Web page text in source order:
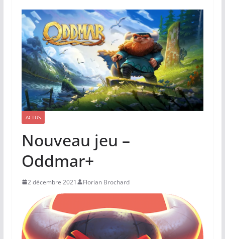
ACTUS
Nouveau jeu –
Oddmar+
2 décembre 2021 Florian Brochard